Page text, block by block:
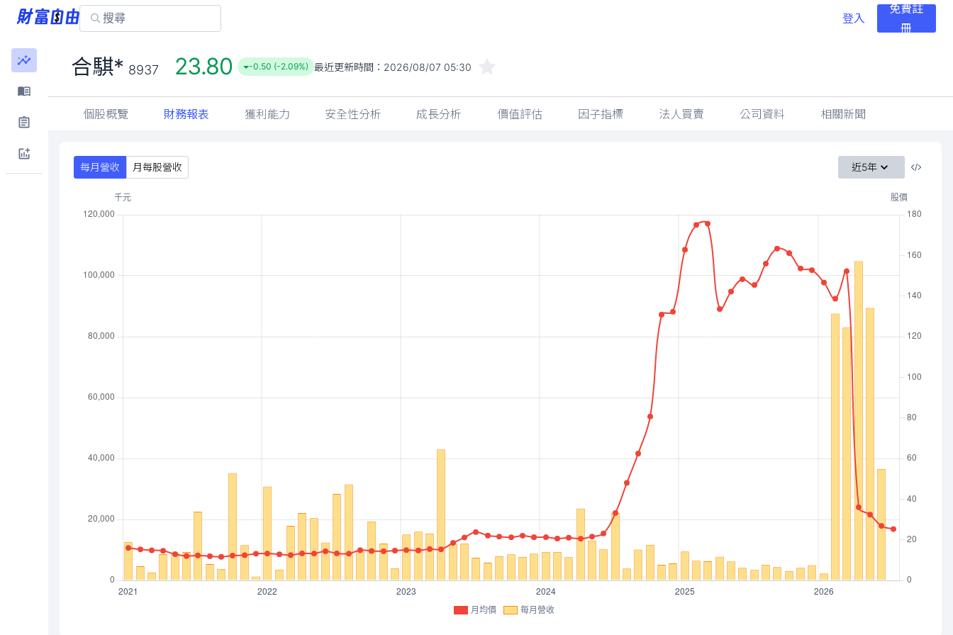
登入
免費註
冊
合騏* 8937 23.80 -0.50 (-2.09%) 最近更新時間： 2026/08/07 05:30
個股概覽 財務報表 獲利能力 安全性分析 成長分析 價值評估 因子指標 法人買賣 公司資料 相關新聞
每月營收 月每股營收 近5年
月均價 每月營收